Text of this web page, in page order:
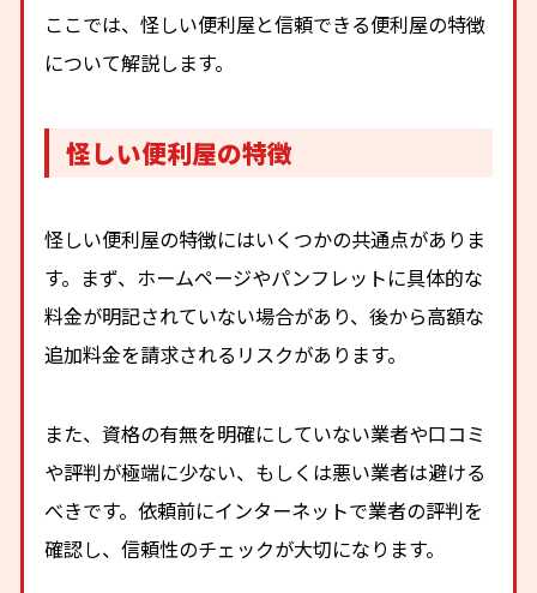
ここでは、怪しい便利屋と信頼できる便利屋の特徴
について解説します。
怪しい便利屋の特徴
怪しい便利屋の特徴にはいくつかの共通点がありま
す。まず、ホームページやパンフレットに具体的な
料金が明記されていない場合があり、後から高額な
追加料金を請求されるリスクがあります。
また、資格の有無を明確にしていない業者や口コミ
や評判が極端に少ない、もしくは悪い業者は避ける
べきです。依頼前にインターネットで業者の評判を
確認し、信頼性のチェックが大切になります。